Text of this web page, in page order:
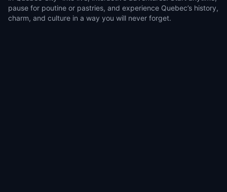
pause for poutine or pastries, and experience Quebec’s history,
charm, and culture in a way you will never forget.